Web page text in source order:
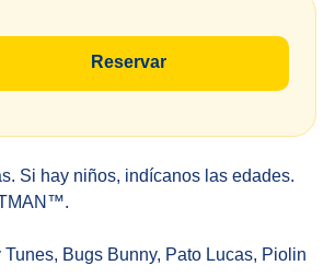
Reservar
Si hay niños, indícanos las edades.
Bugs Bunny, Pato Lucas, Piolin